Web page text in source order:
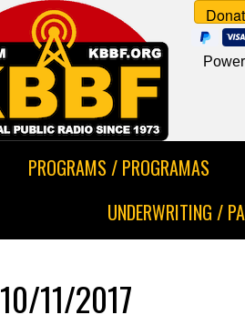
PROGRAMS / PROGRAMAS
UNDERWRITING /
10/11/2017